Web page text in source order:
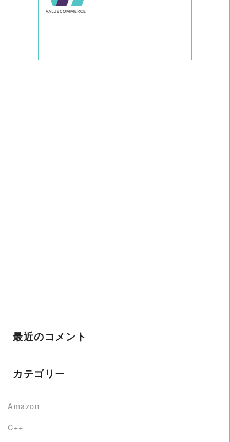
最近のコメント
カテゴリー
Amazon
C++